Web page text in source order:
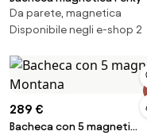
Da parete, magnetica
Disponibile negli e-shop 2
289 €
Bacheca con 5 magneti